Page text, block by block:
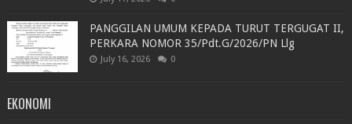
PANGGILAN UMUM KEPADA TURUT TERGUGAT II,
PERKARA NOMOR 35/Pdt.G/2026/PN Llg
July 16, 2026 0
EKONOMI